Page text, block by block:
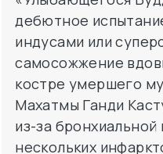
самосожжение
костре умершего
Махатмы Ганди
из-за
нескольких
отказался от
Обтирание водой из